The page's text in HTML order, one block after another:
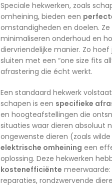
Speciale hekwerken, zoals
omheining, bieden een
omstandigheden en doelen.
minimaliseren onderhoud en
diervriendelijke manier. Zo
sluiten met een “one size fits
afrastering die écht werkt.
Een standaard hekwerk
schapen is een specifieke
en hoogteafstellingen die
situaties waar dieren absoluut
ongewenste dieren (zoals
elektrische omheining een
oplossing. Deze hekwerken
kostenefficiënte
reparaties, rondzwervende